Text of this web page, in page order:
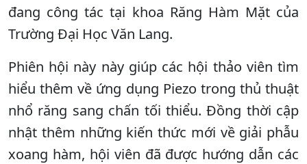
đang công tác tại khoa Răng Hàm Mặt của
Trường Đại Học Văn Lang.
Phiên hội này này giúp các hội thảo viên tìm
hiểu thêm về ứng dụng Piezo trong thủ thuật
nhổ răng sang chấn tối thiểu. Đồng thời cập
nhật thêm những kiến thức mới về giải phẫu
xoang hàm, hội viên đã được hướng dẫn các